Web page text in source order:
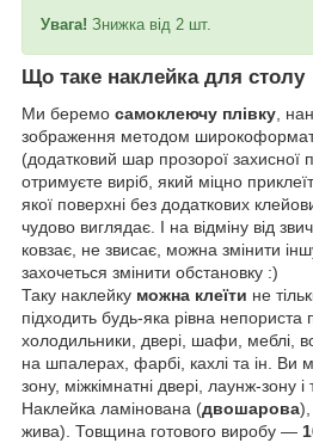
Увага! Знижка від 2 шт.
Що таке наклейка для столу
Ми беремо самоклеючу плівку,
зображення методом
(додатковий шар прозорої захисної
отримуєте виріб, який міцно
якої поверхні без додаткових
чудово виглядає. І на відміну від
ковзає, не звисає, можна змінити
захочеться змінити обстановку :)
Таку наклейку можна клеїти не
підходить будь-яка рівна
холодильники, двері, шафи, меблі,
на шпалерах, фарбі, кахлі та ін. Ви
зону, міжкімнатні двері, лаунж-зону і
Наклейка ламінована (двошарова),
жива). Товщина готового виробу —